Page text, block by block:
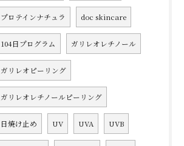
プロテインナチュラ doc skincare
104日プログラム ガリレオレチノール
ガリレオピーリング
ガリレオレチノールピーリング
日焼け止め UV UVA UVB